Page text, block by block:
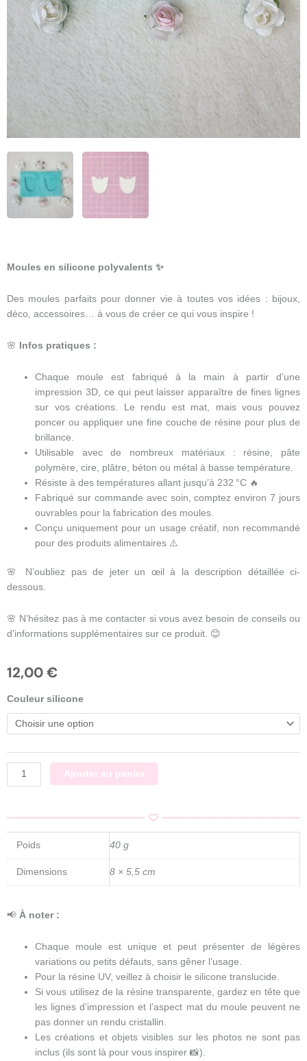
Moules en silicone polyvalents ✨
Des moules parfaits pour donner vie à toutes vos idées : bijoux,
déco, accessoires… à vous de créer ce qui vous inspire !
🌸 Infos pratiques :
Chaque moule est fabriqué à la main à partir d’une
impression 3D, ce qui peut laisser apparaître de fines lignes
sur vos créations. Le rendu est mat, mais vous pouvez
poncer ou appliquer une fine couche de résine pour plus de
brillance.
Utilisable avec de nombreux matériaux : résine, pâte
polymère, cire, plâtre, béton ou métal à basse température.
Résiste à des températures allant jusqu’à 232 °C 🔥
Fabriqué sur commande avec soin, comptez environ 7 jours
ouvrables pour la fabrication des moules.
Conçu uniquement pour un usage créatif, non recommandé
pour des produits alimentaires ⚠️
🌸 N’oubliez pas de jeter un œil à la description détaillée ci-
dessous.
🌸 N’hésitez pas à me contacter si vous avez besoin de conseils ou
d’informations supplémentaires sur ce produit. 😊
12,00€
Couleur silicone
quantité
de
Boucles
tête
de
/
Moule
silicone
sur
commande
Ajouter au panier
Poids 40 g
Dimensions 8 × 5,5 cm
📢 À noter :
Chaque moule est unique et peut présenter de légères
variations ou petits défauts, sans gêner l’usage.
Pour la résine UV, veillez à choisir le silicone translucide.
Si vous utilisez de la résine transparente, gardez en tête que
les lignes d’impression et l’aspect mat du moule peuvent ne
pas donner un rendu cristallin.
Les créations et objets visibles sur les photos ne sont pas
inclus (ils sont là pour vous inspirer 📸).